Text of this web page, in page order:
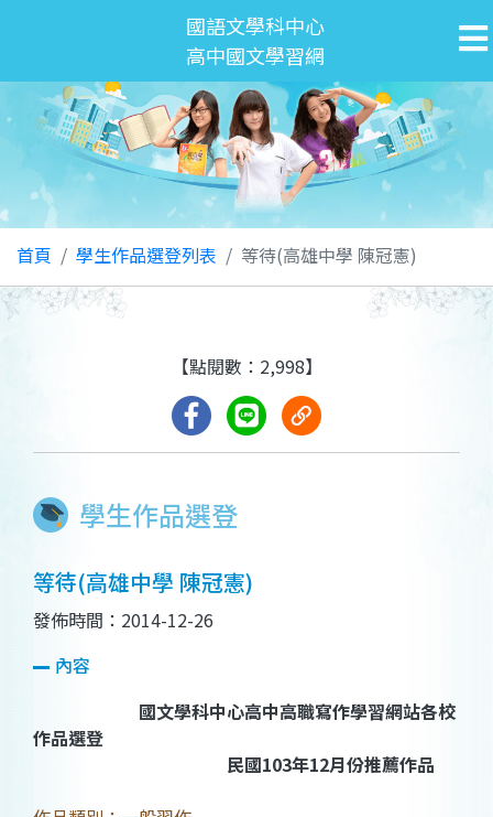
國語文學科中心
高中國文學習網
首頁 學生作品選登列表 等待(高雄中學 陳冠憲)
學生作品選登
【點閱數：2,998】
等待(高雄中學 陳冠憲)
發佈時間：2014-12-26
內容
國文學科中心高中高職寫作學習網站各校
作品選登
民國103年12月份推薦作品